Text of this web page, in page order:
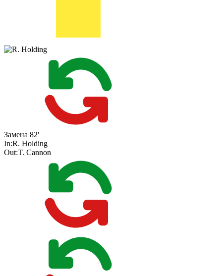
Замена 82'
In:R. Holding
Out:T. Cannon